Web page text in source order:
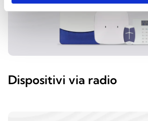
Dispositivi via radio